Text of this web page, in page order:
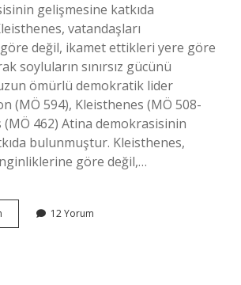
gelişmesine katkıda
vatandaşları
değil, ikamet ettikleri yere göre
soyluların sınırsız gücünü
uzun ömürlü demokratik lider
(MÖ 594), Kleisthenes (MÖ 508-
(MÖ 462) Atina demokrasisinin
bulunmuştur. Kleisthenes,
göre değil,…
Yunanca
Demokrasi
12 Yorum